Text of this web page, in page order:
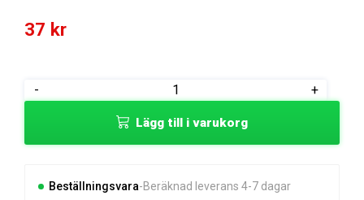
37 kr
-
SPRING
GEMINI
+
Lägg till i varukorg
Beställningsvara Beräknad leverans 4-7 dagar